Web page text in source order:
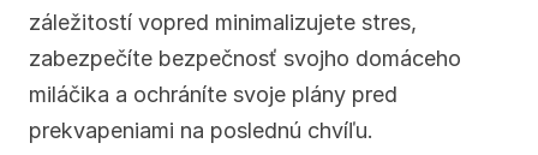
záležitostí vopred minimalizujete stres,
zabezpečíte bezpečnosť svojho domáceho
miláčika a ochráníte svoje plány pred
prekvapeniami na poslednú chvíľu.